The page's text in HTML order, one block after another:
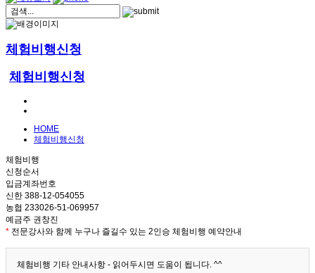
체험비행신청
체험비행신청
HOME
체험비행신청
체험비행
신청순서
입금계좌번호
신한 388-12-054055
농협 233026-51-069957
예금주 권창진
* 전문강사와 함께 누구나 즐길수 있는 2인승 체험비행 예약안내
체험비행 기타 안내사항 - 읽어두시면 도움이 됩니다. ^^